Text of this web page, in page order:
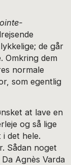
de går
Omkring dem
normale
som egentlig
at lave en
og så lige
det hele.
Sådan noget
Agnès Varda